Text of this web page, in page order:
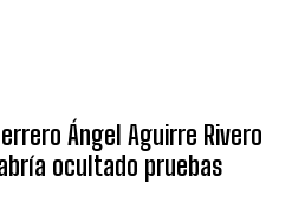
Ángel Aguirre Rivero
ocultado pruebas